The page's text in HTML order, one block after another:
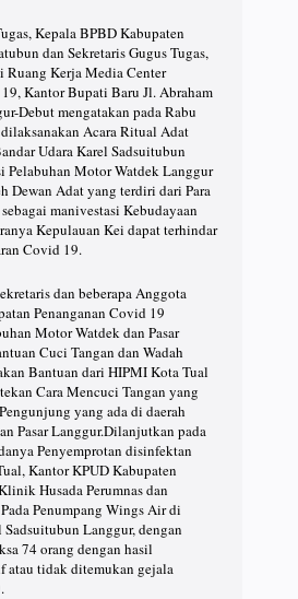
Kepala BPBD Kabupaten
dan Sekretaris Gugus Tugas,
Ruang Kerja Media Center
Kantor Bupati Baru Jl. Abraham
Debut mengatakan pada Rabu
Acara Ritual Adat
Udara Karel Sadsuitubun
Pelabuhan Motor Watdek Langgur
Dewan Adat yang terdiri dari Para
manivestasi Kebudayaan
Kepulauan Kei dapat terhindar
Covid 19.
dan beberapa Anggota
Penanganan Covid 19
Motor Watdek dan Pasar
Cuci Tangan dan Wadah
Bantuan dari HIPMI Kota Tual
Cara Mencuci Tangan yang
yang ada di daerah
Pasar Langgur.Dilanjutkan pada
Penyemprotan disinfektan
Kantor KPUD Kabupaten
Husada Perumnas dan
Penumpang Wings Air di
Langgur, dengan
74 orang dengan hasil
atau tidak ditemukan gejala